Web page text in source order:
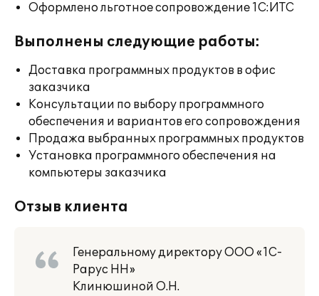
Оформлено льготное сопровождение 1С:ИТС
Выполнены следующие работы:
Доставка программных продуктов в офис
заказчика
Консультации по выбору программного
обеспечения и вариантов его сопровождения
Продажа выбранных программных продуктов
Установка программного обеспечения на
компьютеры заказчика
Отзыв клиента
Генеральному директору ООО «1С-
Рарус НН»
Клинюшиной О.Н.